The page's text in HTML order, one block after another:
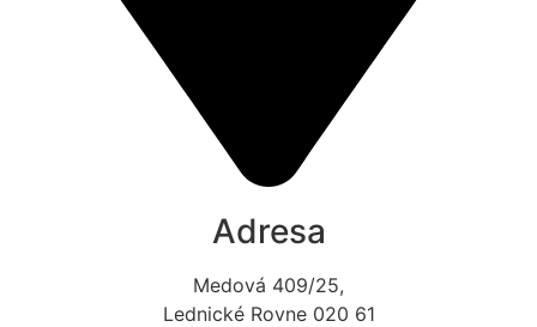
Adresa
Medová 409/25,
Lednické Rovne 020 61